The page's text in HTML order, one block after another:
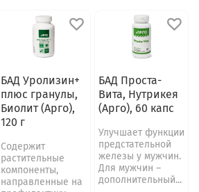
БАД Уролизин+
плюс гранулы,
Биолит (Арго),
120 г
Содержит
растительные
компоненты,
направленные на
БАД Проста-
Вита, Нутрикея
(Арго), 60 капс
Улучшает функции
предстательной
железы у мужчин.
Для мужчин –
дополнительный...